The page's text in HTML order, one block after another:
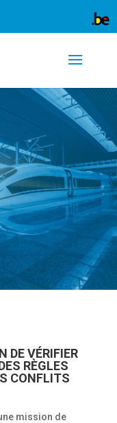
DE VÉRIFIER
RÈGLES
CONFLITS
mission de
proposer nos
nos services,
accord pour